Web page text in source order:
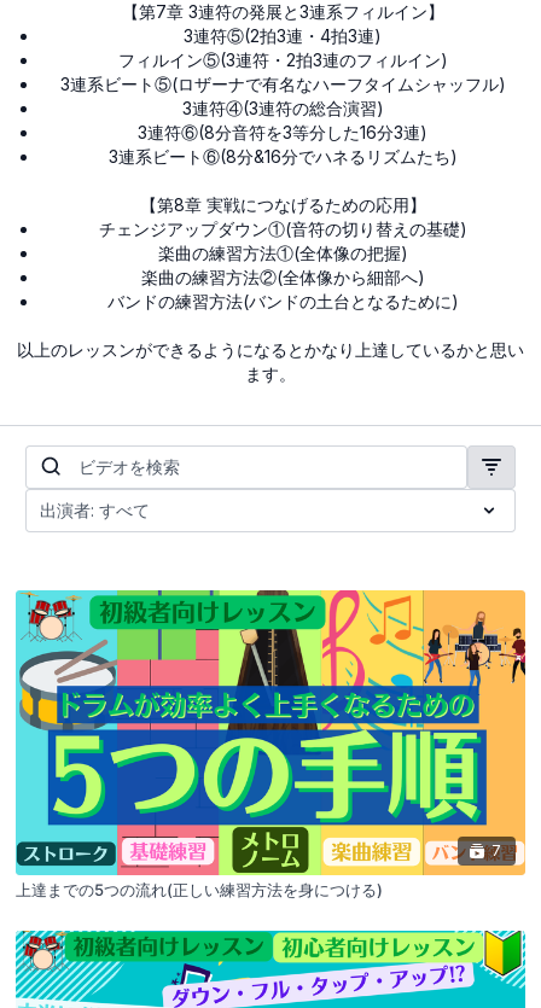
【第7章 3連符の発展と3連系フィルイン】
3連符⑤(2拍3連・4拍3連)
フィルイン⑤(3連符・2拍3連のフィルイン)
3連系ビート⑤(ロザーナで有名なハーフタイムシャッフル)
3連符④(3連符の総合演習)
3連符⑥(8分音符を3等分した16分3連)
3連系ビート⑥(8分&16分でハネるリズムたち)
【第8章 実戦につなげるための応用】
チェンジアップダウン①(音符の切り替えの基礎)
楽曲の練習方法①(全体像の把握)
楽曲の練習方法②(全体像から細部へ)
バンドの練習方法(バンドの土台となるために)
以上のレッスンができるようになるとかなり上達しているかと思い
ます。
7
上達までの5つの流れ(正しい練習方法を身につける)